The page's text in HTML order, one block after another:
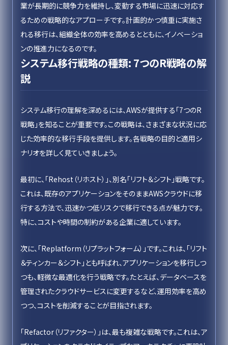
業が長期的に競争力を維持し、変動する市場に迅速に対応す
るための戦略的なアプローチです。計画的かつ慎重に実施さ
れる移行は、組織全体の効率を高めるとともに、イノベーショ
ンの推進力になるのです。
システム移行戦略の種類: 7つのR戦略の解
説
システム移行の理解を深めるには、AWSが提供する「7つのR
戦略」を知ることが重要です。この戦略は、さまざまな状況に応
じた効率的な移行手段を提供します。各戦略の目的と適用シ
ナリオを詳しく見ていきましょう。
最初に、「Rehost（リホスト）」、別名「リフト＆シフト」戦略です。
これは、既存のアプリケーションをそのままAWSクラウドに移
行する方法で、迅速かつ低リスクで移行できる点が魅力です。
特に、コストや時間の制約がある企業に適しています。
次に、「Replatform（リプラットフォーム）」です。これは、「リフト
＆ティンカー＆シフト」とも呼ばれ、アプリケーションを移行しつ
つも、軽微な最適化を行う戦略です。たとえば、データベースを
管理されたクラウドサービスに変更するなど、運用効率を高め
つつ、コストを削減することが目指されます。
「Refactor（リファクター）」は、最も複雑な戦略です。これは、ア